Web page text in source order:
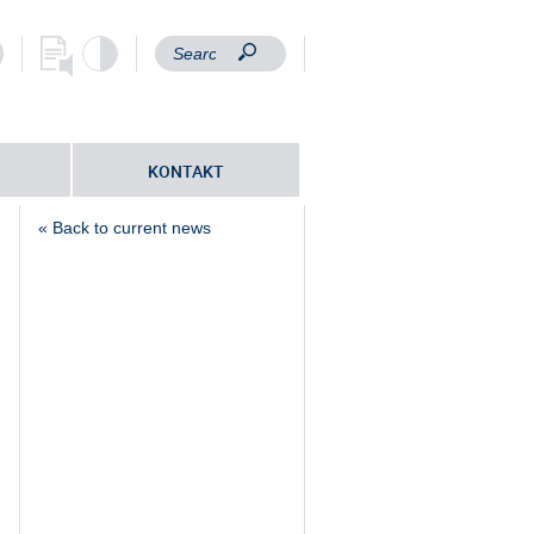
KONTAKT
« Back to current news